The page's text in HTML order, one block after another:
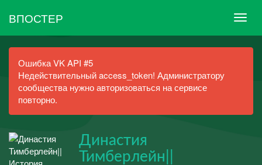
ВПОСТЕР
Ошибка VK API #5
Недействительный access_token! Администратору
сообщества нужно авторизоваться на сервисе
повторно.
Династия
Тимберлейн||